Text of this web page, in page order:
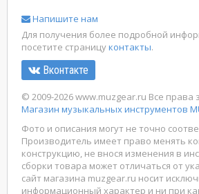
Напишите нам
Для получения более подробной
посетите страницуконтакты.
Вконтакте
© 2009-2026 www.muzgear.ru Все
Магазин музыкальных инструментов
Фото и описания могут не точно
Производитель имеет право менять
конструкцию, не внося изменения в
сборки товара может отличаться от
сайт магазина muzgear.ru носит
информационный характер и ни при